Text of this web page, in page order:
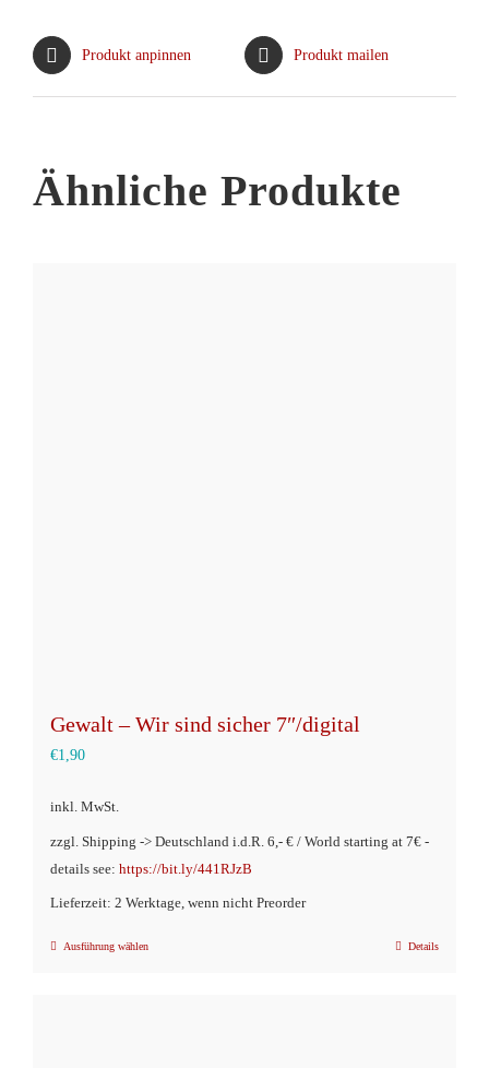
Produkt anpinnen Produkt mailen
Ähnliche Produkte
Gewalt – Wir sind sicher 7″/digital
€1,90
inkl. MwSt.
zzgl. Shipping -> Deutschland i.d.R. 6,- € / World starting at 7€ -
details see: https://bit.ly/441RJzB
Lieferzeit: 2 Werktage, wenn nicht Preorder
Ausführung wählenDieses
Details